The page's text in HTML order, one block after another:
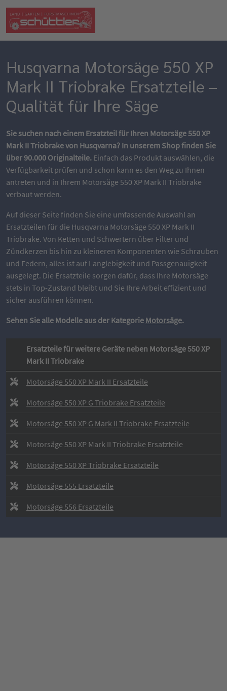
Husqvarna Motorsäge 550 XP
Mark II Triobrake Ersatzteile –
Qualität für Ihre Säge
Sie suchen nach einem Ersatzteil für Ihren Motorsäge 550 XP
Mark II Triobrake von Husqvarna? In unserem Shop finden Sie
über 90.000 Originalteile. Einfach das Produkt auswählen, die
Verfügbarkeit prüfen und schon kann es den Weg zu Ihnen
antreten und in Ihrem Motorsäge 550 XP Mark II Triobrake
verbaut werden.
Auf dieser Seite finden Sie eine umfassende Auswahl an
Ersatzteilen für die Husqvarna Motorsäge 550 XP Mark II
Triobrake. Von Ketten und Schwertern über Filter und
Zündkerzen bis hin zu kleineren Komponenten wie Schrauben
und Federn, alles ist auf Langlebigkeit und Passgenauigkeit
ausgelegt. Die Ersatzteile sorgen dafür, dass Ihre Motorsäge
stets in Top-Zustand bleibt und Sie Ihre Arbeit effizient und
sicher ausführen können.
Sehen Sie alle Modelle aus der Kategorie Motorsäge.
Ersatzteile für weitere Geräte neben Motorsäge 550 XP
Mark II Triobrake
Motorsäge 550 XP Mark II Ersatzteile
Motorsäge 550 XP G Triobrake Ersatzteile
Motorsäge 550 XP G Mark II Triobrake Ersatzteile
Motorsäge 550 XP Mark II Triobrake Ersatzteile
Motorsäge 550 XP Triobrake Ersatzteile
Motorsäge 555 Ersatzteile
Motorsäge 556 Ersatzteile